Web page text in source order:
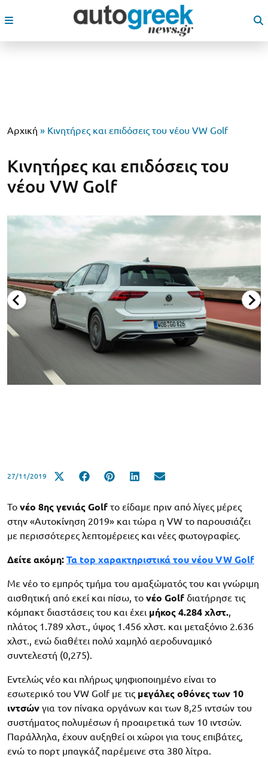
Αρχική » Κινητήρες και επιδόσεις του νέου VW Golf
Κινητήρες και επιδόσεις του
νέου VW Golf
27/11/2019
Το νέο 8ης γενιάς Golf το είδαμε πριν από λίγες μέρες
στην «Αυτοκίνηση 2019» και τώρα η VW το παρουσιάζει
με περισσότερες λεπτομέρειες και νέες φωτογραφίες.
Δείτε ακόμη: Τα top χαρακτηριστικά του νέου VW Golf
Με νέο το εμπρός τμήμα του αμαξώματός του και γνώριμη
αισθητική από εκεί και πίσω, το νέο Golf διατήρησε τις
κόμπακτ διαστάσεις του και έχει μήκος 4.284 χλστ.,
πλάτος 1.789 χλστ., ύψος 1.456 χλστ. και μεταξόνιο 2.636
χλστ., ενώ διαθέτει πολύ χαμηλό αεροδυναμικό
συντελεστή (0,275).
Εντελώς νέο και πλήρως ψηφιοποιημένο είναι το
εσωτερικό του VW Golf με τις μεγάλες οθόνες των 10
ιντσών για τον πίνακα οργάνων και των 8,25 ιντσών του
συστήματος πολυμέσων ή προαιρετικά των 10 ιντσών.
Παράλληλα, έχουν αυξηθεί οι χώροι για τους επιβάτες,
ενώ το πορτ μπαγκάζ παρέμεινε στα 380 λίτρα.